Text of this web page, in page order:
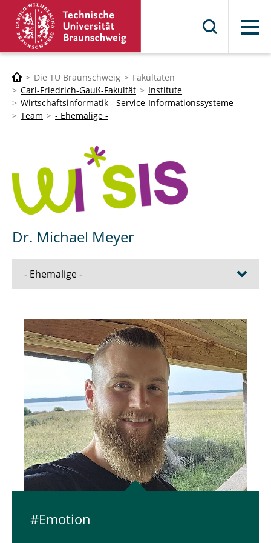
Menü
Die TU Braunschweig
Fakultäten
Carl-Friedrich-Gauß-Fakultät
Institute
Wirtschaftsinformatik - Service-Informationssysteme
Team
- Ehemalige -
Dr. Michael Meyer
- Ehemalige -
Dr. Rangina Ahmad
Larissa Bachmann (Teamassistenz)
Dr. Felix Becker
Dr. Manuel Geiger
Dr. Linda Grogorick
Dr. Patrick Helmholz
#Emotion